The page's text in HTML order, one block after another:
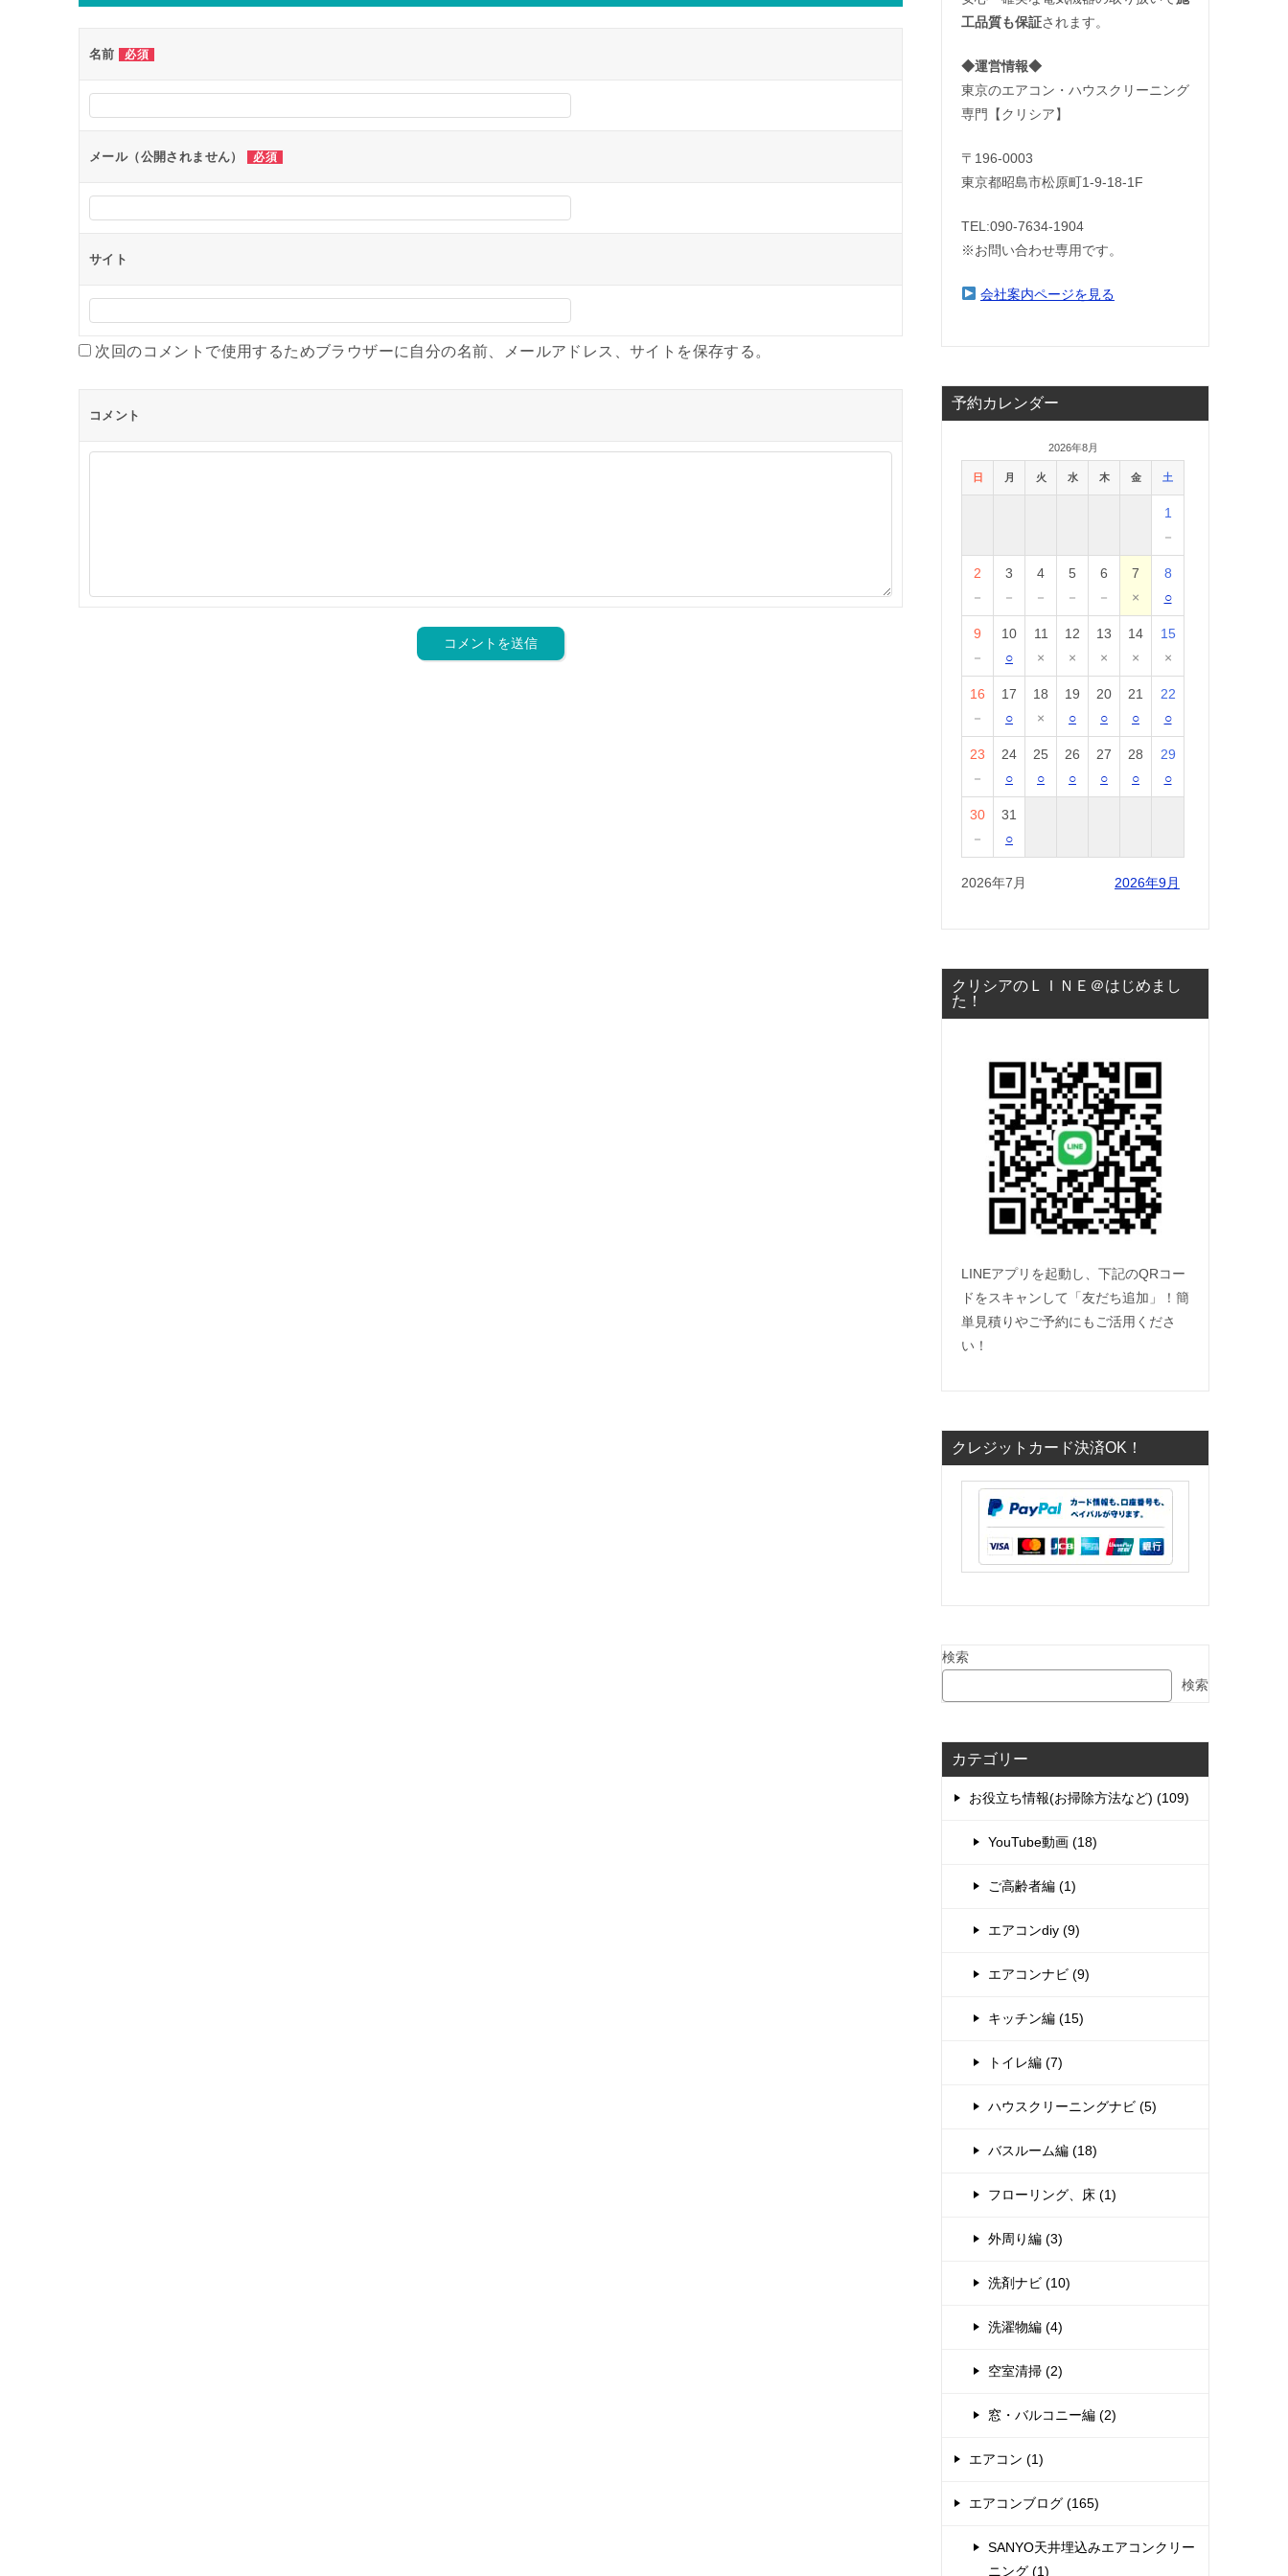
名前 必須
メール（公開されません） 必須
サイト
次回のコメントで使用するためブラウザーに自分の名前、メールアドレス、サイトを保存する。
コメント
工品質も保証されます。
◆運営情報◆
東京のエアコン・ハウスクリーニング
専門【クリシア】
〒196-0003
東京都昭島市松原町1-9‐18‐1F
TEL:090-7634-1904
※お問い合わせ専用です。
会社案内ページを見る
予約カレンダー
2026年8月
日 月 火 水 木 金 土
1
－
2
－
3
－
4
－
5
－
6
－
7
×
8
○
9
－
10
○
11
×
12
×
13
×
14
×
15
×
16
－
17
○
18
×
19
○
20
○
21
○
22
○
23
－
24
○
25
○
26
○
27
○
28
○
29
○
30
－
31
○
2026年7月 2026年9月
クリシアのＬＩＮＥ＠はじめまし
た！
LINEアプリを起動し、下記のQRコー
ドをスキャンして「友だち追加」！簡
単見積りやご予約にもご活用くださ
い！
クレジットカード決済OK！
検索
検索
カテゴリー
お役立ち情報(お掃除方法など) (109)
YouTube動画 (18)
ご高齢者編 (1)
エアコンdiy (9)
エアコンナビ (9)
キッチン編 (15)
トイレ編 (7)
ハウスクリーニングナビ (5)
バスルーム編 (18)
フローリング、床 (1)
外周り編 (3)
洗剤ナビ (10)
洗濯物編 (4)
空室清掃 (2)
窓・バルコニー編 (2)
エアコン (1)
エアコンブログ (165)
SANYO天井埋込みエアコンクリー
ニング (1)